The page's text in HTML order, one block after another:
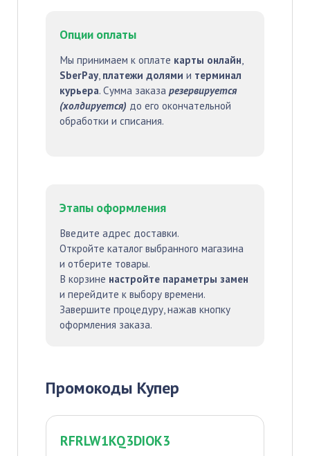
Опции оплаты
Мы принимаем к оплате карты онлайн,
SberPay, платежи долями и терминал
курьера. Сумма заказа резервируется
(холдируется) до его окончательной
обработки и списания.
Этапы оформления
Введите адрес доставки.
Откройте каталог выбранного магазина
и отберите товары.
В корзине настройте параметры замен
и перейдите к выбору времени.
Завершите процедуру, нажав кнопку
оформления заказа.
Промокоды Купер
RFRLW1KQ3DIOK3